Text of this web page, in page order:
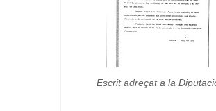
Escrit adreçat a la